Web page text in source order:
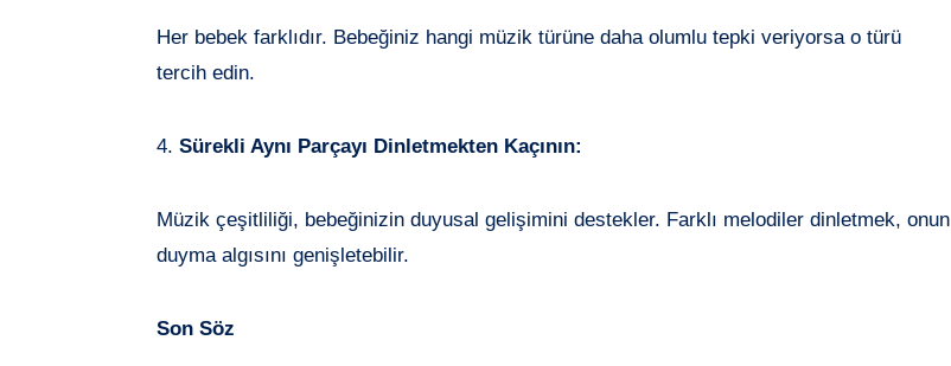
Her bebek farklıdır. Bebeğiniz hangi müzik türüne daha olumlu tepki veriyorsa o türü
tercih edin.
4. Sürekli Aynı Parçayı Dinletmekten Kaçının:
Müzik çeşitliliği, bebeğinizin duyusal gelişimini destekler. Farklı melodiler dinletmek, onun
duyma algısını genişletebilir.
Son Söz